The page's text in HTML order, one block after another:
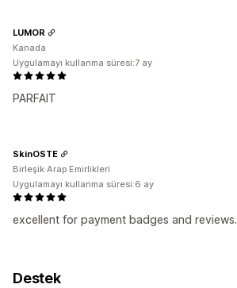
PARFAIT
LUMOR
Kanada
Uygulamayı kullanma süresi:7 ay
excellent for payment badges and reviews.
SkinOSTE
Birleşik Arap Emirlikleri
Uygulamayı kullanma süresi:6 ay
Destek